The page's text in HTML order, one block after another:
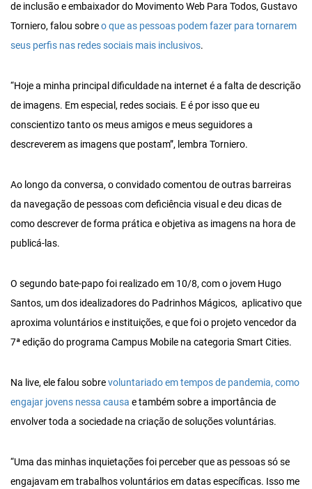
de inclusão e embaixador do Movimento Web Para Todos, Gustavo
Torniero, falou sobreo que as pessoas podem fazer para tornarem
seus perfis nas redes sociais mais inclusivos.
“Hoje a minha principal dificuldade na internet é a falta de descrição
de imagens. Em especial, redes sociais. E é por isso que eu
conscientizo tanto os meus amigos e meus seguidores a
descreverem as imagens que postam”, lembra Torniero.
Ao longo da conversa, o convidado comentou de outras barreiras
da navegação de pessoas com deficiência visual e deu dicas de
como descrever de forma prática e objetiva as imagens na hora de
publicá-las.
O segundo bate-papo foi realizado em 10/8, com o jovem Hugo
Santos, um dos idealizadores do Padrinhos Mágicos, aplicativo que
aproxima voluntários e instituições, e que foi o projeto vencedor da
7ª edição do programa Campus Mobile na categoria Smart Cities.
Na live, ele falou sobrevoluntariado em tempos de pandemia, como
engajar jovens nessa causa e também sobre a importância de
envolver toda a sociedade na criação de soluções voluntárias.
“Uma das minhas inquietações foi perceber que as pessoas só se
engajavam em trabalhos voluntários em datas específicas. Isso me